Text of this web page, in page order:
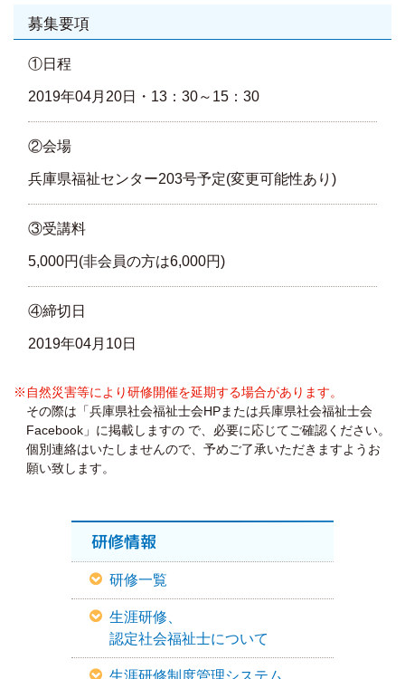
募集要項
①日程
2019年04月20日・13：30～15：30
②会場
兵庫県福祉センター203号予定(変更可能性あり)
③受講料
5,000円(非会員の方は6,000円)
④締切日
2019年04月10日
※自然災害等により研修開催を延期する場合があります。
その際は「兵庫県社会福祉士会HPまたは兵庫県社会福祉士会
Facebook」に掲載しますの で、必要に応じてご確認ください。
個別連絡はいたしませんので、予めご了承いただきますようお
願い致します。
研修情報
研修一覧
生涯研修、
認定社会福祉士について
生涯研修制度管理システム